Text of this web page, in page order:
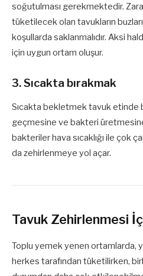
soğutulması gerekmektedir.
tüketilecek olan tavukların
koşullarda saklanmalıdır. Aksi
için uygun ortam oluşur.
3. Sıcakta bırakmak
Sıcakta bekletmek tavuk etinde
geçmesine ve bakteri üretmesine
bakteriler hava sıcaklığı ile çok
da zehirlenmeye yol açar.
Tavuk Zehirlenmesi
Toplu yemek yenen ortamlarda,
herkes tarafından tüketilirken,